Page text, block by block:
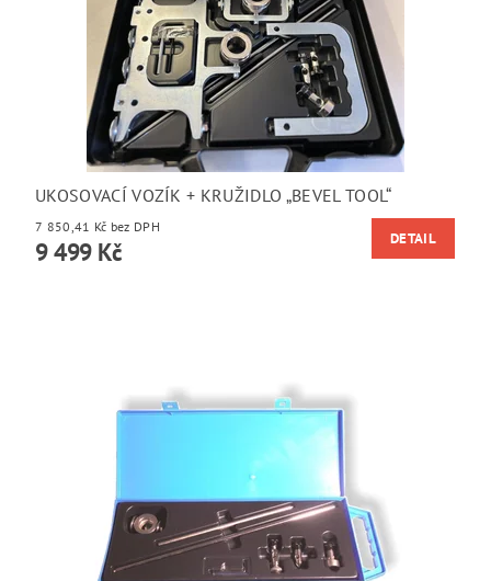
UKOSOVACÍ VOZÍK + KRUŽIDLO „BEVEL TOOL“
7 850,41 Kč bez DPH
9 499 Kč DETAIL